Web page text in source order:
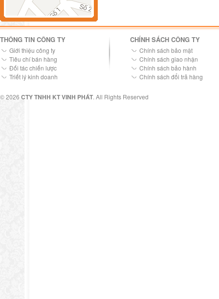
THÔNG TIN CÔNG TY
Giới thiệu công ty
Tiêu chí bán hàng
Đối tác chiến lược
Triết lý kinh doanh
CHÍNH SÁCH CÔNG TY
Chính sách bảo mật
Chính sách giao nhận
Chính sách bảo hành
Chính sách đổi trả hàng
© 2026 CTY TNHH KT VINH PHÁT. All Rights Reserved